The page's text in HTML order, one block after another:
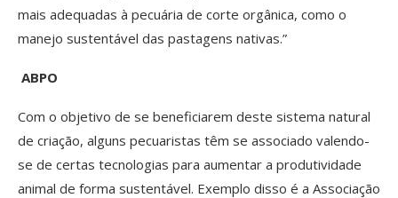
mais adequadas à pecuária de corte orgânica, como o
manejo sustentável das pastagens nativas.”
ABPO
Com o objetivo de se beneficiarem deste sistema natural
de criação, alguns pecuaristas têm se associado valendo-
se de certas tecnologias para aumentar a produtividade
animal de forma sustentável. Exemplo disso é a Associação